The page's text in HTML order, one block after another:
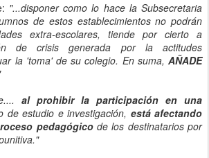
"...disponer como lo hace la Subsecretaria
de estos establecimientos no podrán
extra-escolares, tiende por cierto a
de crisis generada por la actitudes
la 'toma' de su colegio. En suma, AÑADE
al prohibir la participación en una
de estudio e investigación, está afectando
pedagógicode los destinatarios por